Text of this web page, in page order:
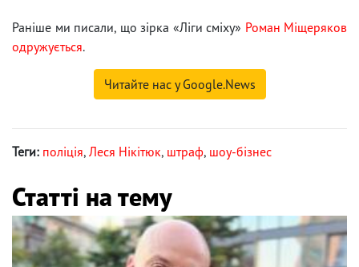
Раніше ми писали, що зірка «Ліги сміху» Роман Міщеряков
одружується.
Читайте нас у Google.News
Теги: поліція, Леся Нікітюк, штраф, шоу-бізнес
Статті на тему